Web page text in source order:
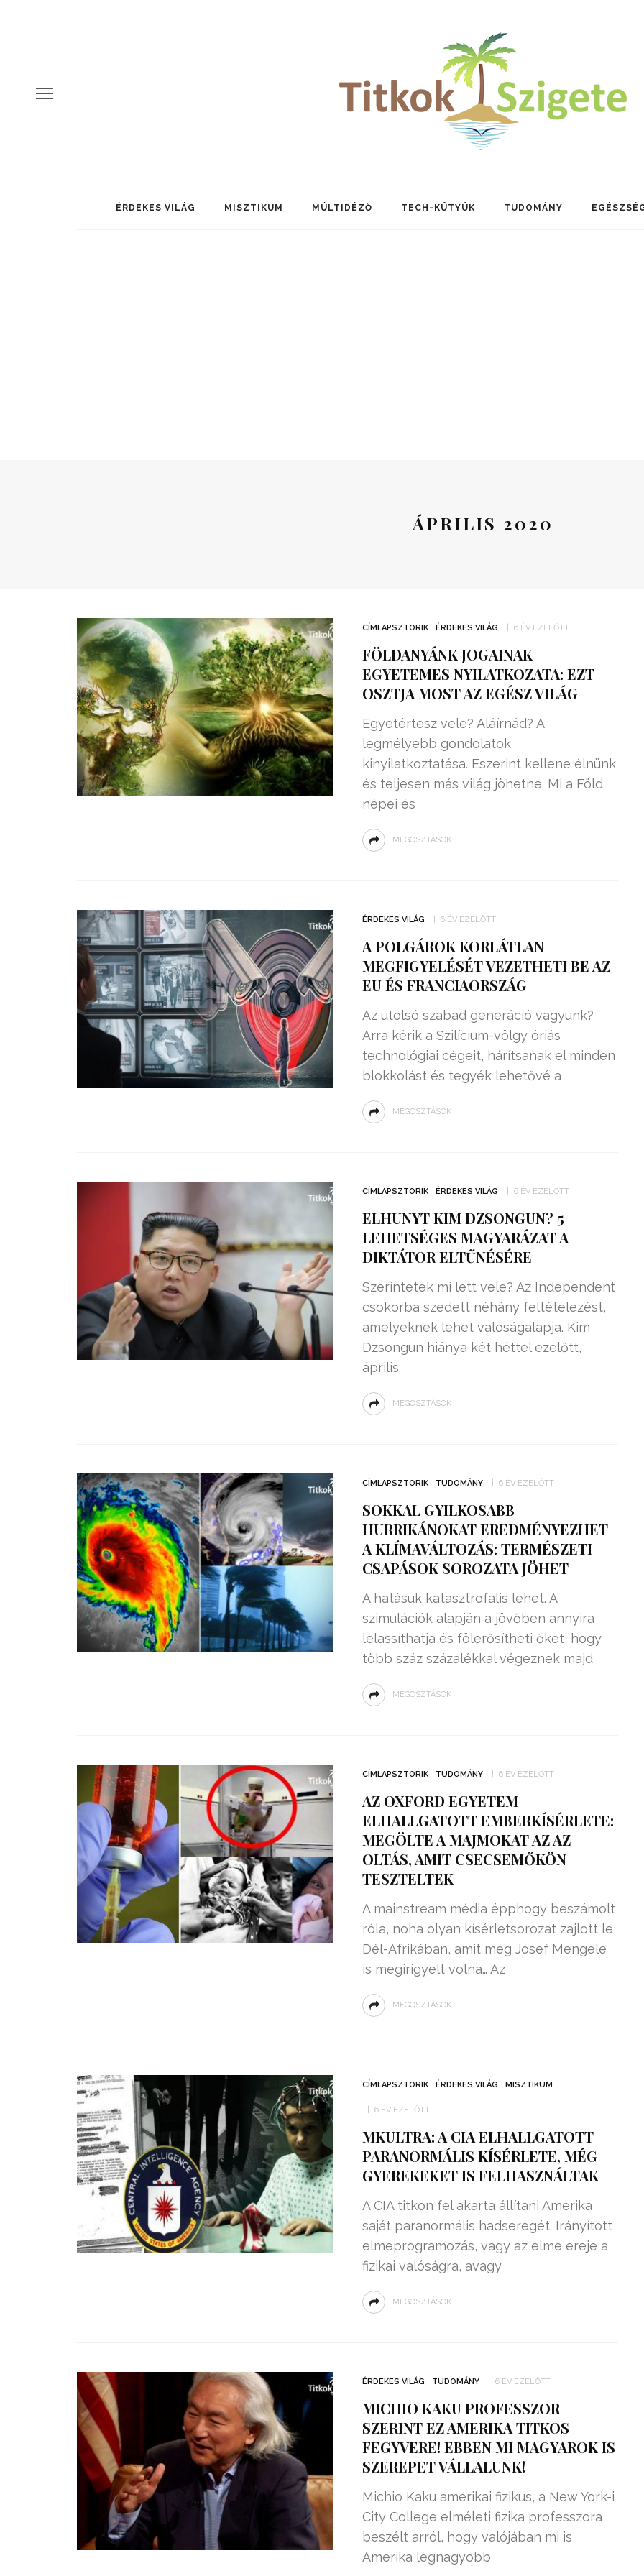
ÉRDEKES VILÁG MISZTIKUM MÚLTIDÉZŐ TECH-KÜTYÜK TUDOMÁNY
ÁPRILIS 2020
CÍMLAPSZTORIK ÉRDEKES VILÁG 6 ÉV EZELŐTT
FÖLDANYÁNK JOGAINAK
EGYETEMES NYILATKOZATA: EZT
OSZTJA MOST AZ EGÉSZ VILÁG
Egyetértesz vele? Aláírnád? A
legmélyebb gondolatok
kinyilatkoztatása. Eszerint kellene élnünk
és teljesen más világ jöhetne. Mi a Föld
népei és
MEGOSZTÁSOK
ÉRDEKES VILÁG 6 ÉV EZELŐTT
A POLGÁROK KORLÁTLAN
MEGFIGYELÉSÉT VEZETHETI BE AZ
EU ÉS FRANCIAORSZÁG
Az utolsó szabad generáció vagyunk?
Arra kérik a Szilícium-völgy óriás
technológiai cégeit, hárítsanak el minden
blokkolást és tegyék lehetővé a
MEGOSZTÁSOK
CÍMLAPSZTORIK ÉRDEKES VILÁG 6 ÉV EZELŐTT
​ELHUNYT KIM DZSONGUN? 5
LEHETSÉGES MAGYARÁZAT A
DIKTÁTOR ELTŰNÉSÉRE
Szerintetek mi lett vele? Az Independent
csokorba szedett néhány feltételezést,
amelyeknek lehet valóságalapja. Kim
Dzsongun hiánya két héttel ezelőtt,
április
MEGOSZTÁSOK
CÍMLAPSZTORIK TUDOMÁNY 6 ÉV EZELŐTT
SOKKAL GYILKOSABB
HURRIKÁNOKAT EREDMÉNYEZHET
A KLÍMAVÁLTOZÁS: TERMÉSZETI
CSAPÁSOK SOROZATA JÖHET
A hatásuk katasztrofális lehet. A
szimulációk alapján a jövőben annyira
lelassíthatja és fölerősítheti őket, hogy
több száz százalékkal végeznek majd
MEGOSZTÁSOK
CÍMLAPSZTORIK TUDOMÁNY 6 ÉV EZELŐTT
AZ OXFORD EGYETEM
ELHALLGATOTT EMBERKÍSÉRLETE:
MEGÖLTE A MAJMOKAT AZ AZ
OLTÁS, AMIT CSECSEMŐKÖN
TESZTELTEK
A mainstream média épphogy beszámolt
róla, noha olyan kísérletsorozat zajlott le
Dél-Afrikában, amit még Josef Mengele
is megirigyelt volna… Az
MEGOSZTÁSOK
CÍMLAPSZTORIK ÉRDEKES VILÁG MISZTIKUM
6 ÉV EZELŐTT
MKULTRA: A CIA ELHALLGATOTT
PARANORMÁLIS KÍSÉRLETE, MÉG
GYEREKEKET IS FELHASZNÁLTAK
A CIA titkon fel akarta állítani Amerika
saját paranormális hadseregét. Irányított
elmeprogramozás, vagy az elme ereje a
fizikai valóságra, avagy
MEGOSZTÁSOK
ÉRDEKES VILÁG TUDOMÁNY 6 ÉV EZELŐTT
MICHIO KAKU PROFESSZOR
SZERINT EZ AMERIKA TITKOS
FEGYVERE! EBBEN MI MAGYAROK IS
SZEREPET VÁLLALUNK!
Michio Kaku amerikai fizikus, a New York-i
City College elméleti fizika professzora
beszélt arról, hogy valójában mi is
Amerika legnagyobb
99,13%-OS HATÉKONYSÁGGAL
NULLÁZZA AZ ÁRAMSZÁMLÁT
EZ A MOTOR!
ENERGIÁT
FEKVŐRENDŐRÖK!